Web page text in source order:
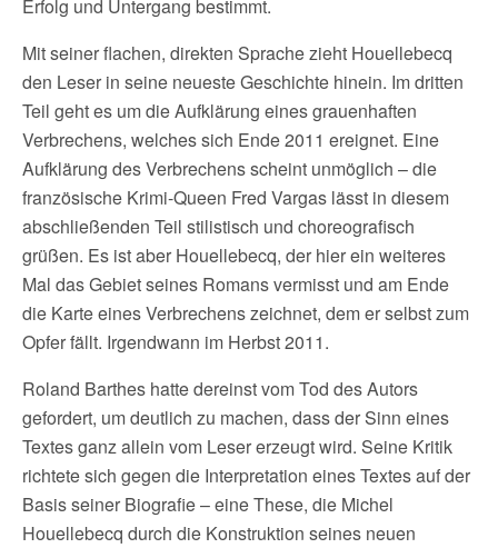
Erfolg und Untergang bestimmt.
Mit seiner flachen, direkten Sprache zieht Houellebecq
den Leser in seine neueste Geschichte hinein. Im dritten
Teil geht es um die Aufklärung eines grauenhaften
Verbrechens, welches sich Ende 2011 ereignet. Eine
Aufklärung des Verbrechens scheint unmöglich – die
französische Krimi-Queen Fred Vargas lässt in diesem
abschließenden Teil stilistisch und choreografisch
grüßen. Es ist aber Houellebecq, der hier ein weiteres
Mal das Gebiet seines Romans vermisst und am Ende
die Karte eines Verbrechens zeichnet, dem er selbst zum
Opfer fällt. Irgendwann im Herbst 2011.
Roland Barthes hatte dereinst vom Tod des Autors
gefordert, um deutlich zu machen, dass der Sinn eines
Textes ganz allein vom Leser erzeugt wird. Seine Kritik
richtete sich gegen die Interpretation eines Textes auf der
Basis seiner Biografie – eine These, die Michel
Houellebecq durch die Konstruktion seines neuen